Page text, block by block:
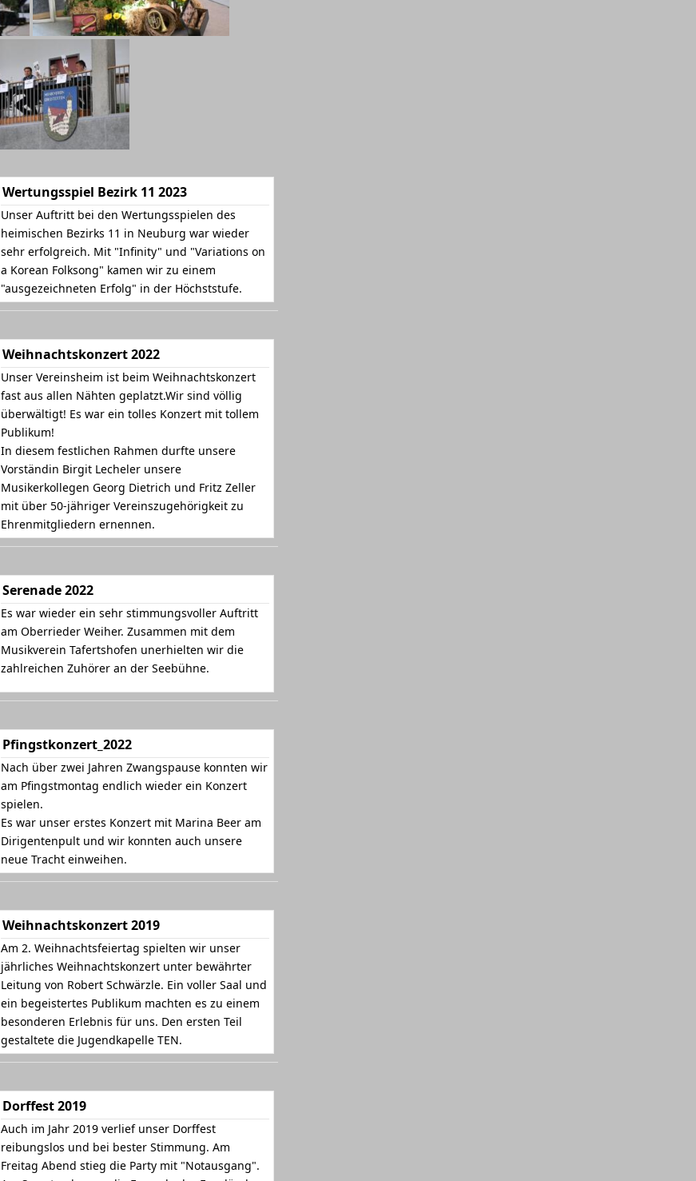
Wertungsspiel Bezirk 11 2023
Unser Auftritt bei den Wertungsspielen des
heimischen Bezirks 11 in Neuburg war wieder
sehr erfolgreich. Mit "Infinity" und "Variations on
a Korean Folksong" kamen wir zu einem
"ausgezeichneten Erfolg" in der Höchststufe.
Weihnachtskonzert 2022
Unser Vereinsheim ist beim Weihnachtskonzert
fast aus allen Nähten geplatzt.Wir sind völlig
überwältigt! Es war ein tolles Konzert mit tollem
Publikum!
In diesem festlichen Rahmen durfte unsere
Vorständin Birgit Lecheler unsere
Musikerkollegen Georg Dietrich und Fritz Zeller
mit über 50-jähriger Vereinszugehörigkeit zu
Ehrenmitgliedern ernennen.
Serenade 2022
Es war wieder ein sehr stimmungsvoller Auftritt
am Oberrieder Weiher. Zusammen mit dem
Musikverein Tafertshofen unerhielten wir die
zahlreichen Zuhörer an der Seebühne.
Pfingstkonzert_2022
Nach über zwei Jahren Zwangspause konnten wir
am Pfingstmontag endlich wieder ein Konzert
spielen.
Es war unser erstes Konzert mit Marina Beer am
Dirigentenpult und wir konnten auch unsere
neue Tracht einweihen.
Weihnachtskonzert 2019
Am 2. Weihnachtsfeiertag spielten wir unser
jährliches Weihnachtskonzert unter bewährter
Leitung von Robert Schwärzle. Ein voller Saal und
ein begeistertes Publikum machten es zu einem
besonderen Erlebnis für uns. Den ersten Teil
gestaltete die Jugendkapelle TEN.
Dorffest 2019
Auch im Jahr 2019 verlief unser Dorffest
reibungslos und bei bester Stimmung. Am
Freitag Abend stieg die Party mit "Notausgang".